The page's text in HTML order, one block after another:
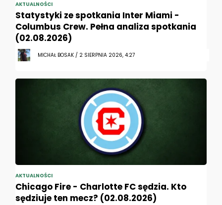
AKTUALNOŚCI
Statystyki ze spotkania Inter Miami -
Columbus Crew. Pełna analiza spotkania
(02.08.2026)
MICHAŁ BOSAK / 2 SIERPNIA 2026, 4:27
AKTUALNOŚCI
Chicago Fire - Charlotte FC sędzia. Kto
sędziuje ten mecz? (02.08.2026)